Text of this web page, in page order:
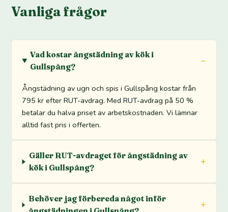
Vanliga frågor
Vad kostar ångstädning av kök i
Gullspång?
Ångstädning av ugn och spis i Gullspång kostar från
795 kr efter RUT-avdrag. Med RUT-avdrag på 50 %
betalar du halva priset av arbetskostnaden. Vi lämnar
alltid fast pris i offerten.
Gäller RUT-avdraget för ångstädning av
kök i Gullspång?
Behöver jag förbereda något inför